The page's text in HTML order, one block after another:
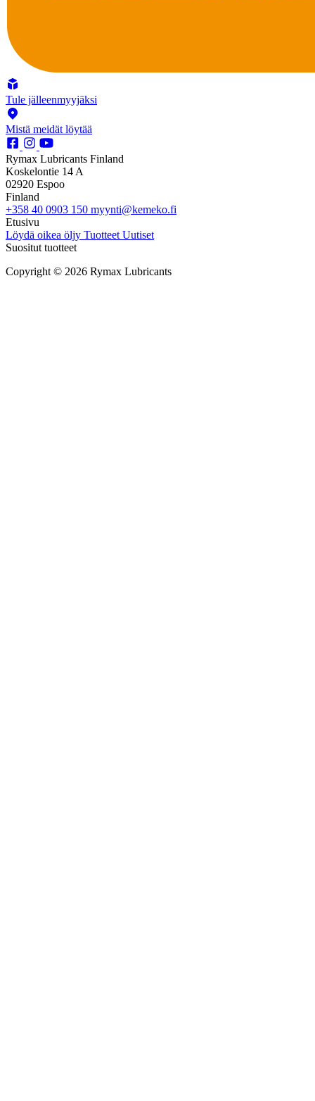
Tule jälleenmyyjäksi
Mistä meidät löytää
Rymax Lubricants Finland
Koskelontie 14 A
02920 Espoo
Finland
+358 40 0903 150 myynti@kemeko.fi
Etusivu
Löydä oikea öljy Tuotteet Uutiset
Suositut tuotteet
Copyright © 2026 Rymax Lubricants